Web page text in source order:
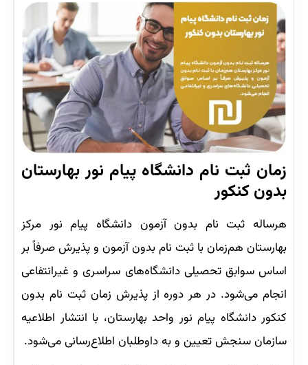
زمان ثبت نام دانشگاه پیام نور بهارستان
بدون کنکور
هرساله ثبت نام بدون آزمون دانشگاه پیام نور مرکز
بهارستان هم‌زمان با ثبت نام بدون آزمون و پذیرش صرفاً بر
اساس سوابق تحصیلی دانشگاه‌های سراسری و غیرانتفاعی
انجام می‌شود. در هر دوره از پذیرش زمان ثبت نام بدون
کنکور دانشگاه پیام نور واحد بهارستان، با انتشار اطلاعیه
سازمان سنجش تعیین و به داوطلبان اطلاع‌رسانی می‌شود.